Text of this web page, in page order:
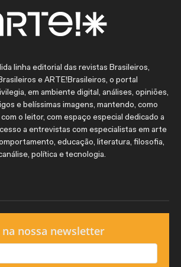
linha editorial das revistas Brasileiros,
e ARTE!Brasileiros, o portal
em ambiente digital, análises, opiniões,
e belíssimas imagens, mantendo, como
o leitor, com espaço especial dedicado a
a entrevistas com especialistas em arte
educação, literatura, filosofia,
política e tecnologia.
na nossa newsletter